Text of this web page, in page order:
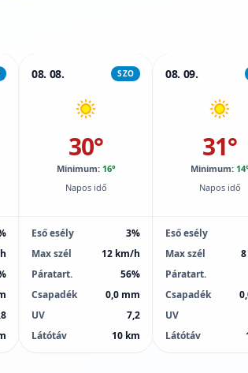
08. 08. SZO
30°
Minimum: 16°
Napos idő
Eső esély
3%
Max szél
12 km/h
Páratart.
56%
Csapadék
0,0 mm
UV
7,2
Látótáv
10 km
08. 09.
31°
Minimum:
Napos idő
Eső esély
Max szél
Páratart.
Csapadék
UV
Látótáv